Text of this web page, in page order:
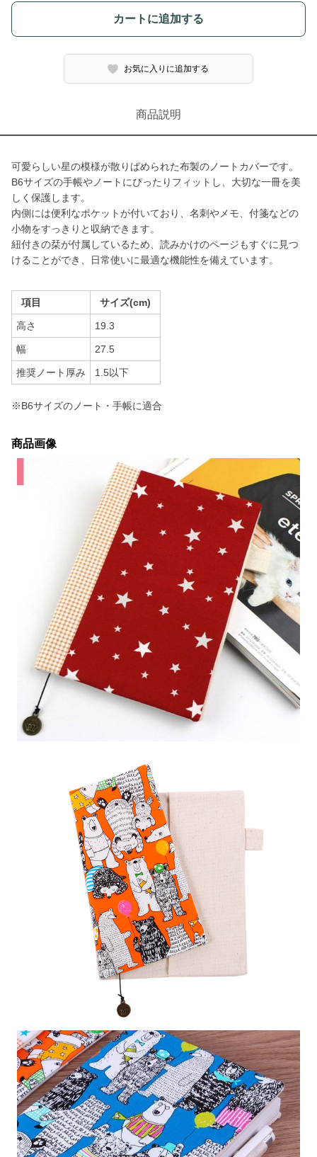
カートに追加する
お気に入りに追加する
商品説明
可愛らしい星の模様が散りばめられた布製のノートカバーです。
B6サイズの手帳やノートにぴったりフィットし、大切な一冊を美
しく保護します。
内側には便利なポケットが付いており、名刺やメモ、付箋などの
小物をすっきりと収納できます。
紐付きの栞が付属しているため、読みかけのページもすぐに見つ
けることができ、日常使いに最適な機能性を備えています。
項目 サイズ(cm)
高さ 19.3
幅 27.5
推奨ノート厚み 1.5以下
※B6サイズのノート・手帳に適合
商品画像